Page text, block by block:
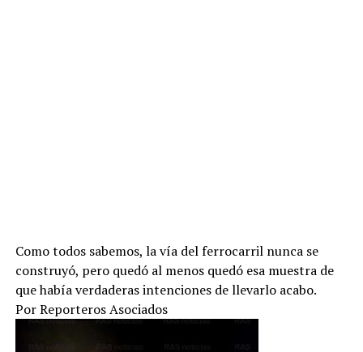
Como todos sabemos, la vía del ferrocarril nunca se
construyó, pero quedó al menos quedó esa muestra de
que había verdaderas intenciones de llevarlo acabo.
Por Reporteros Asociados